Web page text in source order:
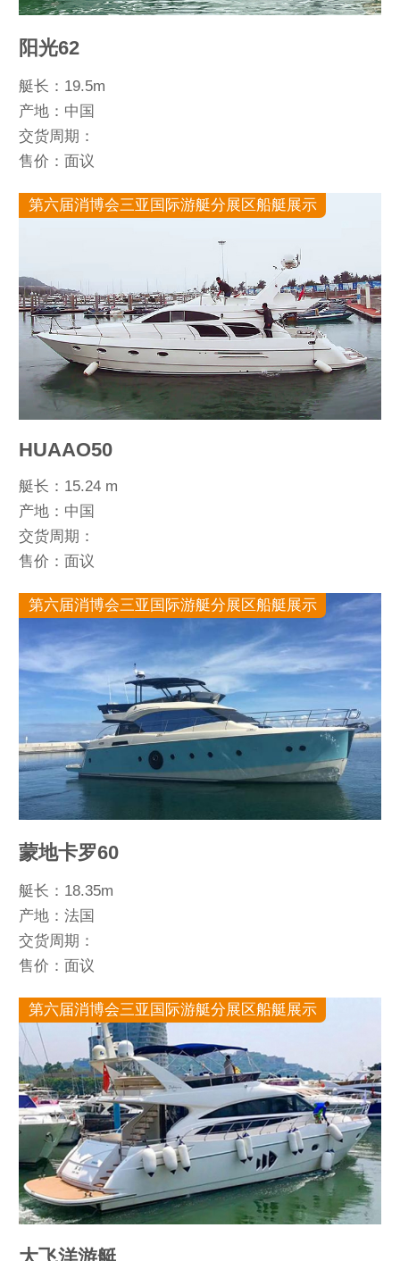
阳光62
艇长：19.5m
产地：中国
交货周期：
售价：面议
第六届消博会三亚国际游艇分展区船艇展示
HUAAO50
艇长：15.24 m
产地：中国
交货周期：
售价：面议
第六届消博会三亚国际游艇分展区船艇展示
蒙地卡罗60
艇长：18.35m
产地：法国
交货周期：
售价：面议
第六届消博会三亚国际游艇分展区船艇展示